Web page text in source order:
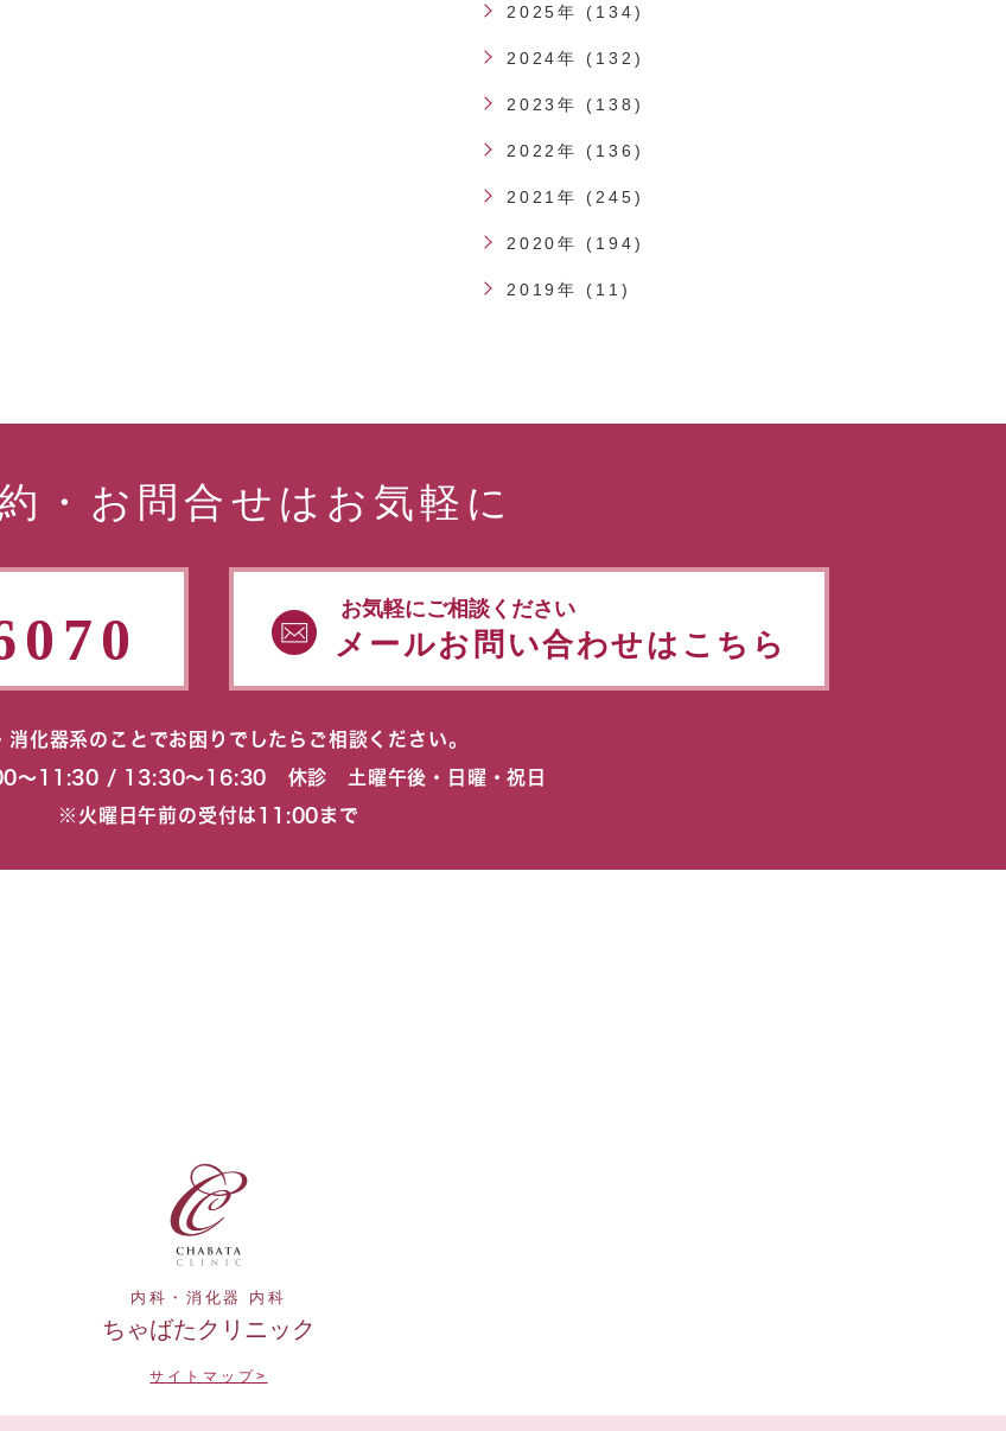
2025年 (134)
2024年 (132)
2023年 (138)
2022年 (136)
2021年 (245)
2020年 (194)
2019年 (11)
・お問合せはお気軽に
お気軽にご相談ください
メールお問い合わせはこちら
消化器系のことでお困りでしたらご相談ください。
〜11:30 / 13:30〜16:30 休診 土曜午後・日曜・祝日
※火曜日午前の受付は11:00まで
内科・消化器 内科
ちゃばたクリニック
サイトマップ>